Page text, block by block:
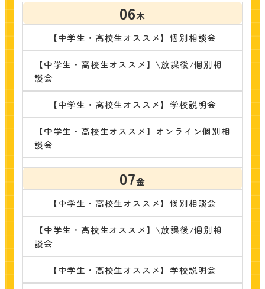
06木
【中学生・高校生オススメ】個別相談会
【中学生・高校生オススメ】\放課後/個別相
談会
【中学生・高校生オススメ】学校説明会
【中学生・高校生オススメ】オンライン個別相
談会
07金
【中学生・高校生オススメ】個別相談会
【中学生・高校生オススメ】\放課後/個別相
談会
【中学生・高校生オススメ】学校説明会